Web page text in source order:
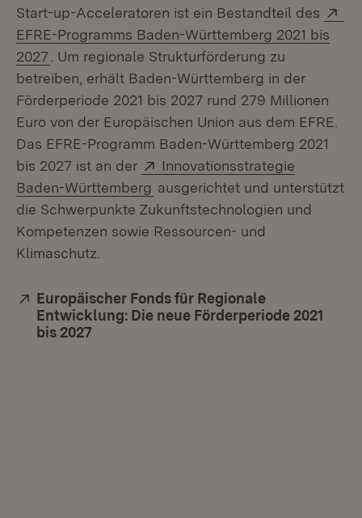
Start-up-Acceleratoren ist ein Bestandteil des
EFRE-Programms Baden-Württemberg 2021 bis
2027 (Öffnet in neuem Fenster)
. Um regionale Strukturförderung zu
betreiben, erhält Baden-Württemberg in der
Förderperiode 2021 bis 2027 rund 279 Millionen
Euro von der Europäischen Union aus dem EFRE.
Das EFRE-Programm Baden-Württemberg 2021
bis 2027 ist an der
Extern:
Innovationsstrategie
Baden-Württemberg (Öffnet in neuem Fenster)
ausgerichtet und unterstützt
die Schwerpunkte Zukunftstechnologien und
Kompetenzen sowie Ressourcen- und
Klimaschutz.
Extern:
Europäischer Fonds für Regionale
Entwicklung: Die neue Förderperiode 2021
bis 2027